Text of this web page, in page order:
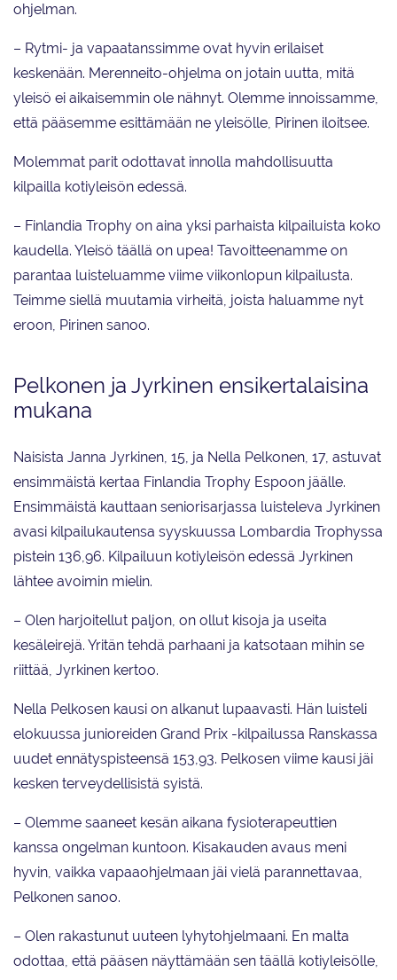
ohjelman.
– Rytmi- ja vapaatanssimme ovat hyvin erilaiset
keskenään. Merenneito-ohjelma on jotain uutta, mitä
yleisö ei aikaisemmin ole nähnyt. Olemme innoissamme,
että pääsemme esittämään ne yleisölle, Pirinen iloitsee.
Molemmat parit odottavat innolla mahdollisuutta
kilpailla kotiyleisön edessä.
– Finlandia Trophy on aina yksi parhaista kilpailuista koko
kaudella. Yleisö täällä on upea! Tavoitteenamme on
parantaa luisteluamme viime viikonlopun kilpailusta.
Teimme siellä muutamia virheitä, joista haluamme nyt
eroon, Pirinen sanoo.
Pelkonen ja Jyrkinen ensikertalaisina
mukana
Naisista Janna Jyrkinen, 15, ja Nella Pelkonen, 17, astuvat
ensimmäistä kertaa Finlandia Trophy Espoon jäälle.
Ensimmäistä kauttaan seniorisarjassa luisteleva Jyrkinen
avasi kilpailukautensa syyskuussa Lombardia Trophyssa
pistein 136,96. Kilpailuun kotiyleisön edessä Jyrkinen
lähtee avoimin mielin.
– Olen harjoitellut paljon, on ollut kisoja ja useita
kesäleirejä. Yritän tehdä parhaani ja katsotaan mihin se
riittää, Jyrkinen kertoo.
Nella Pelkosen kausi on alkanut lupaavasti. Hän luisteli
elokuussa junioreiden Grand Prix -kilpailussa Ranskassa
uudet ennätyspisteensä 153,93. Pelkosen viime kausi jäi
kesken terveydellisistä syistä.
– Olemme saaneet kesän aikana fysioterapeuttien
kanssa ongelman kuntoon. Kisakauden avaus meni
hyvin, vaikka vapaaohjelmaan jäi vielä parannettavaa,
Pelkonen sanoo.
– Olen rakastunut uuteen lyhytohjelmaani. En malta
odottaa, että pääsen näyttämään sen täällä kotiyleisölle,